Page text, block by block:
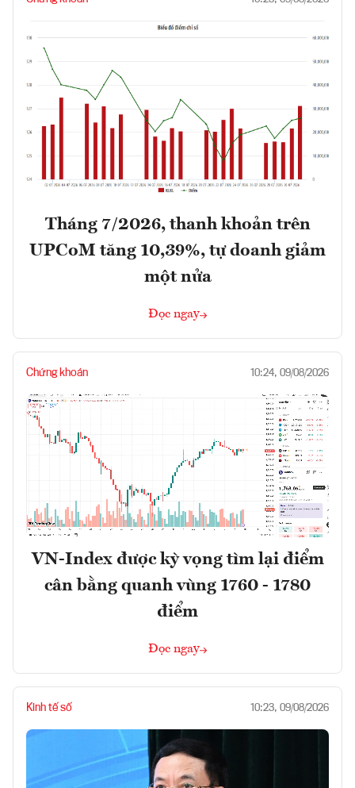
Tháng 7/2026, thanh khoản trên
UPCoM tăng 10,39%, tự doanh giảm
một nửa
Đọc ngay
Chứng khoán 10:24, 09/08/2026
VN-Index được kỳ vọng tìm lại điểm
cân bằng quanh vùng 1760 - 1780
điểm
Đọc ngay
Kinh tế số 10:23, 09/08/2026